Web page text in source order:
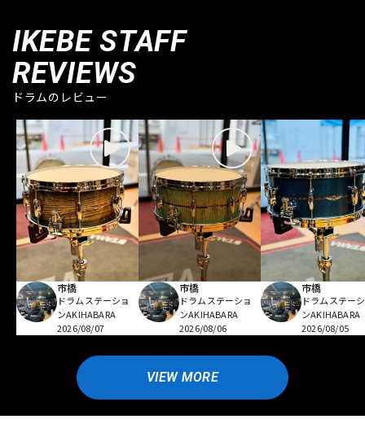
IKEBE STAFF
REVIEWS
ドラムのレビュー
市橋
ドラムステーショ
ンAKIHABARA
2026/08/07
市橋
ドラムステーショ
ンAKIHABARA
2026/08/06
市橋
ドラムステー
ンAKIHABARA
2026/08/05
VIEW MORE